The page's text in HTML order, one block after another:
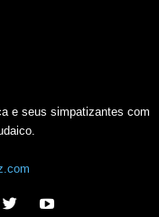
e seus simpatizantes com